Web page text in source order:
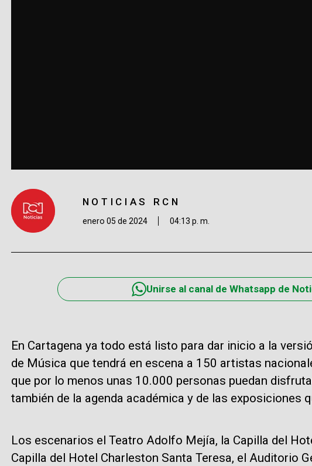
NOTICIAS RCN
enero 05 de 2024 04:13 p. m.
Unirse al canal de Whatsapp de
En Cartagena ya todo está listo para dar inicio a la
de Música que tendrá en escena a 150 artistas
que por lo menos unas 10.000 personas puedan
también de la agenda académica y de las exposiciones
Los escenarios el Teatro Adolfo Mejía, la Capilla del
Capilla del Hotel Charleston Santa Teresa, el Auditorio